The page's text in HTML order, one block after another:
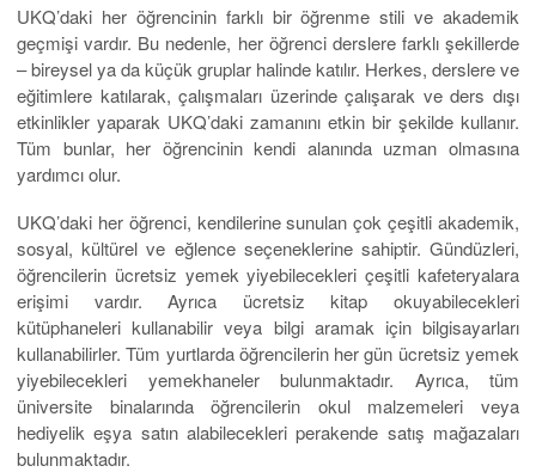
UKQ’daki her öğrencinin farklı bir öğrenme stili ve akademik
geçmişi vardır. Bu nedenle, her öğrenci derslere farklı şekillerde
– bireysel ya da küçük gruplar halinde katılır. Herkes, derslere ve
eğitimlere katılarak, çalışmaları üzerinde çalışarak ve ders dışı
etkinlikler yaparak UKQ’daki zamanını etkin bir şekilde kullanır.
Tüm bunlar, her öğrencinin kendi alanında uzman olmasına
yardımcı olur.
UKQ’daki her öğrenci, kendilerine sunulan çok çeşitli akademik,
sosyal, kültürel ve eğlence seçeneklerine sahiptir. Gündüzleri,
öğrencilerin ücretsiz yemek yiyebilecekleri çeşitli kafeteryalara
erişimi vardır. Ayrıca ücretsiz kitap okuyabilecekleri
kütüphaneleri kullanabilir veya bilgi aramak için bilgisayarları
kullanabilirler. Tüm yurtlarda öğrencilerin her gün ücretsiz yemek
yiyebilecekleri yemekhaneler bulunmaktadır. Ayrıca, tüm
üniversite binalarında öğrencilerin okul malzemeleri veya
hediyelik eşya satın alabilecekleri perakende satış mağazaları
bulunmaktadır.